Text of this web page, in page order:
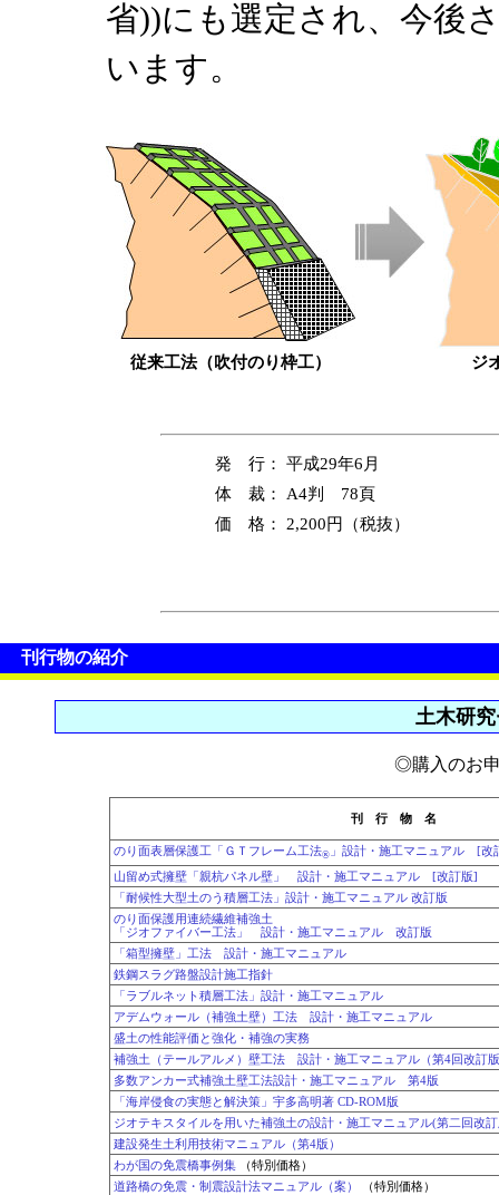
省))にも選定され、今後
います。
従来工法（吹付のり枠工） ジ
発 行： 平成29年6月
体 裁：
A4判 78頁
価 格：
2,200円（税抜）
刊行物の紹介
土木研
◎購入のお
刊 行 物 名
のり面表層保護工「ＧＴフレーム工法® 」設計・施工マニュアル [改
山留め式擁壁「親杭パネル壁」 設計・施工マニュアル [改訂版]
「耐候性大型土のう積層工法」設計・施工マニュアル 改訂版
のり面保護用連続繊維補強土
「ジオファイバー工法」 設計・施工マニュアル 改訂版
「箱型擁壁」工法 設計・施工マニュアル
鉄鋼スラグ路盤設計施工指針
「ラブルネット積層工法」設計・施工マニュアル
アデムウォール（補強土壁）工法 設計・施工マニュアル
盛土の性能評価と強化・補強の実務
補強土（テールアルメ）壁工法 設計・施工マニュアル（第4回改訂
多数アンカー式補強土壁工法設計・施工マニュアル 第4版
「海岸侵食の実態と解決策」宇多高明著 CD-ROM版
ジオテキスタイルを用いた補強土の設計・施工マニュアル(第二回改
建設発生土利用技術マニュアル（第4版）
わが国の免震橋事例集 （特別価格）
道路橋の免震・制震設計法マニュアル（案）
（特別価格）